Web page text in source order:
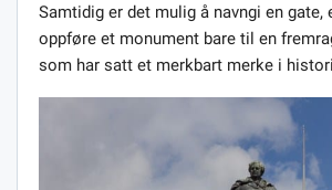
Samtidig er det mulig å navngi en gate,
oppføre et monument bare til en
som har satt et merkbart merke i